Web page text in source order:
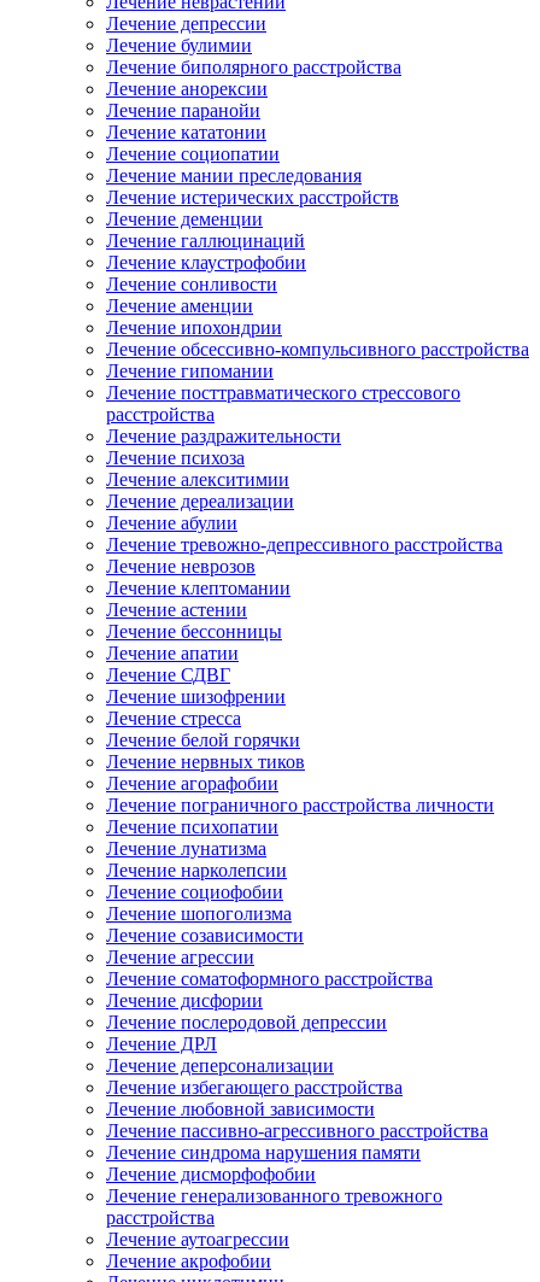
Лечение депрессии
Лечение булимии
Лечение биполярного расстройства
Лечение анорексии
Лечение паранойи
Лечение кататонии
Лечение социопатии
Лечение мании преследования
Лечение истерических расстройств
Лечение деменции
Лечение галлюцинаций
Лечение клаустрофобии
Лечение сонливости
Лечение аменции
Лечение ипохондрии
Лечение обсессивно-компульсивного расстройства
Лечение гипомании
Лечение посттравматического стрессового
расстройства
Лечение раздражительности
Лечение психоза
Лечение алекситимии
Лечение дереализации
Лечение абулии
Лечение тревожно-депрессивного расстройства
Лечение неврозов
Лечение клептомании
Лечение астении
Лечение бессонницы
Лечение апатии
Лечение СДВГ
Лечение шизофрении
Лечение стресса
Лечение белой горячки
Лечение нервных тиков
Лечение агорафобии
Лечение пограничного расстройства личности
Лечение психопатии
Лечение лунатизма
Лечение нарколепсии
Лечение социофобии
Лечение шопоголизма
Лечение созависимости
Лечение агрессии
Лечение соматоформного расстройства
Лечение дисфории
Лечение послеродовой депрессии
Лечение ДРЛ
Лечение деперсонализации
Лечение избегающего расстройства
Лечение любовной зависимости
Лечение пассивно-агрессивного расстройства
Лечение синдрома нарушения памяти
Лечение дисморфофобии
Лечение генерализованного тревожного
расстройства
Лечение аутоагрессии
Лечение акрофобии